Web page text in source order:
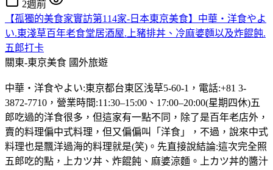
2週前
【孤獨的美食家實訪第114家-日本東京美食】中華・洋食やよ
い.東淺草百年老食堂居酒屋.上豬排丼、冷麻婆麵以及炸餛飩.
五郎打卡
關東-東京美食 國外旅遊
中華・洋食やよい:東京都台東区浅草5-60-1，電話:+81 3-
3872-7710，營業時間:11:30–15:00、17:00–20:00(星期四休)五
郎吃過的洋食很多，但這家有一點不同，除了是百年老店外，
賣的料理偏中式料理，但又偏偏叫「洋食」，不過，說來中式
料理也是飄洋過海的料理就是(笑)。先直接說結論:這次完全照
五郎吃的點，上カツ丼、炸餛飩、麻婆涼麵。上カツ丼的醬汁